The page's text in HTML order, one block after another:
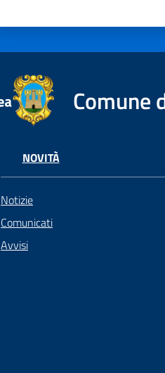
Comune
NOVITÀ
Notizie
Comunicati
Avvisi